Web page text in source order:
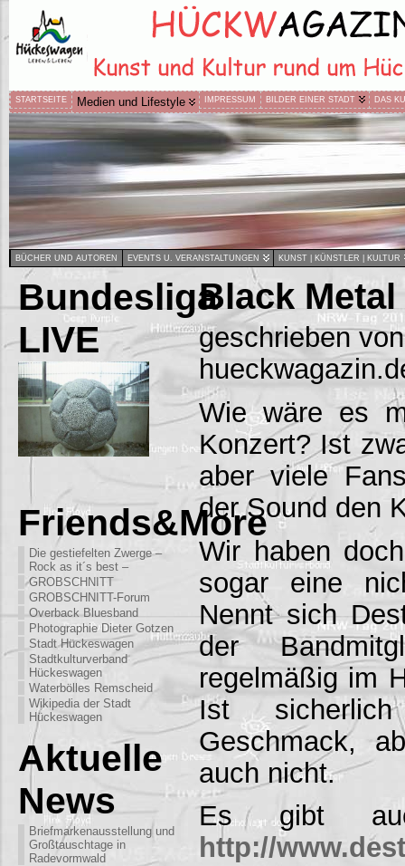
STARTSEITE Medien und Lifestyle IMPRESSUM BILDER EINER STADT DAS
BÜCHER UND AUTOREN EVENTS U. VERANSTALTUNGEN KUNST | KÜNSTLER | KULTUR
Bundesliga
LIVE
Friends&More
Die gestiefelten Zwerge –
Rock as it´s best –
GROBSCHNITT
GROBSCHNITT-Forum
Overback Bluesband
Photographie Dieter Gotzen
Stadt Hückeswagen
Stadtkulturverband
Hückeswagen
Waterbölles Remscheid
Wikipedia der Stadt
Hückeswagen
Aktuelle
News
Briefmarkenausstellung und
Großtauschtage in
Radevormwald
Black
geschrieben
Wie wäre es
Konzert? Ist
aber viele
der Sound den
Wir haben
sogar eine
Nennt sich
der
regelmäßig im
Ist
Geschmack,
auch nicht.
Es gibt
http://